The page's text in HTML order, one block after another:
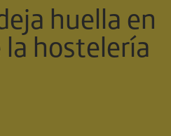
huella en
hostelería